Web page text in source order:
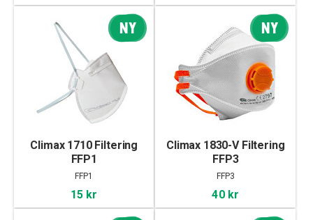
NY
Climax 1710 Filtering
FFP1
FFP1
15 kr
NY
Climax 1830-V Filtering
FFP3
FFP3
40 kr